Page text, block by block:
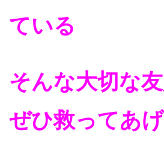
ている
そんな大切な
ぜひ救ってあ